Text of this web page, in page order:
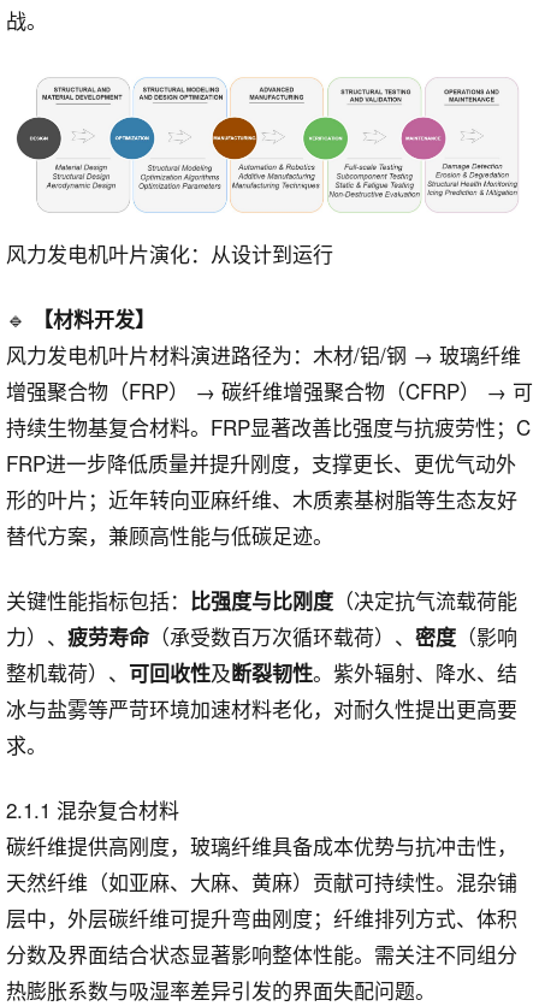
战。
风力发电机叶片演化：从设计到运行
🔹 【材料开发】
风力发电机叶片材料演进路径为：木材/铝/钢 → 玻璃纤维
增强聚合物（FRP） → 碳纤维增强聚合物（CFRP） → 可
持续生物基复合材料。FRP显著改善比强度与抗疲劳性；C
FRP进一步降低质量并提升刚度，支撑更长、更优气动外
形的叶片；近年转向亚麻纤维、木质素基树脂等生态友好
替代方案，兼顾高性能与低碳足迹。
关键性能指标包括： 比强度与比刚度 （决定抗气流载荷能
力）、 疲劳寿命（承受数百万次循环载荷）、 密度 （影响
整机载荷）、 可回收性及断裂韧性。紫外辐射、降水、结
冰与盐雾等严苛环境加速材料老化，对耐久性提出更高要
求。
2.1.1 混杂复合材料
碳纤维提供高刚度，玻璃纤维具备成本优势与抗冲击性，
天然纤维（如亚麻、大麻、黄麻）贡献可持续性。混杂铺
层中，外层碳纤维可提升弯曲刚度；纤维排列方式、体积
分数及界面结合状态显著影响整体性能。需关注不同组分
热膨胀系数与吸湿率差异引发的界面失配问题。